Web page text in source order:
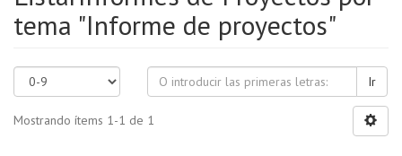
tema "Informe de proyectos"
Ir
Mostrando ítems 1-1 de 1